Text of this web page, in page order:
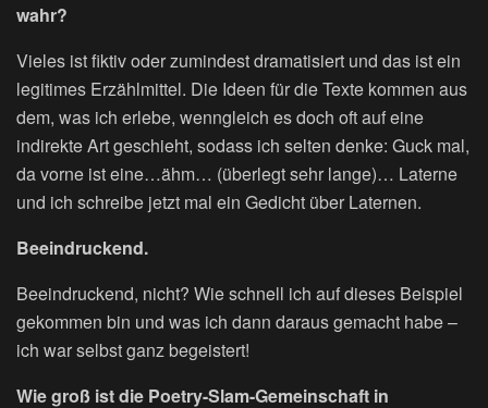
wahr?
Vieles ist fiktiv oder zumindest dramatisiert und das ist ein
legitimes Erzählmittel. Die Ideen für die Texte kommen aus
dem, was ich erlebe, wenngleich es doch oft auf eine
indirekte Art geschieht, sodass ich selten denke: Guck mal,
da vorne ist eine…ähm… (überlegt sehr lange)… Laterne
und ich schreibe jetzt mal ein Gedicht über Laternen.
Beeindruckend.
Beeindruckend, nicht? Wie schnell ich auf dieses Beispiel
gekommen bin und was ich dann daraus gemacht habe –
ich war selbst ganz begeistert!
Wie groß ist die Poetry-Slam-Gemeinschaft in